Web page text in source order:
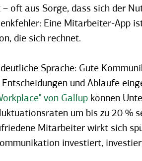
oft aus Sorge, dass sich der
Eine Mitarbeiter-App
die sich rechnet.
Sprache: Gute
und Abläufe
von Gallup können
um bis zu 20 %
Mitarbeiter wirkt sich
investiert,